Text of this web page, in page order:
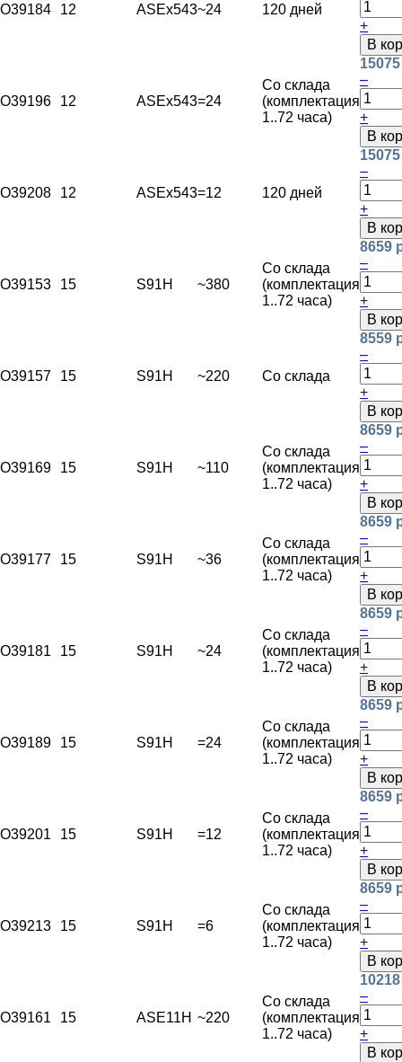
O39184 12 ASEx543~24 120 дней
+
В
O39196 12 ASEx543=24
Со склада
(комплектация
1..72 часа)
–
+
В
O39208 12 ASEx543=12 120 дней
–
+
В
O39153 15 S91H ~380
Со склада
(комплектация
1..72 часа)
8659
–
+
В
O39157 15 S91H ~220 Со склада
8559
–
+
В
O39169 15 S91H ~110
Со склада
(комплектация
1..72 часа)
8659
–
+
В
O39177 15 S91H ~36
Со склада
(комплектация
1..72 часа)
8659
–
+
В
O39181 15 S91H ~24
Со склада
(комплектация
1..72 часа)
8659
–
+
В
O39189 15 S91H =24
Со склада
(комплектация
1..72 часа)
8659
–
+
В
O39201 15 S91H =12
Со склада
(комплектация
1..72 часа)
8659
–
+
В
O39213 15 S91H =6
Со склада
(комплектация
1..72 часа)
8659
–
+
В
O39161 15 ASE11H ~220
Со склада
(комплектация
1..72 часа)
–
+
В